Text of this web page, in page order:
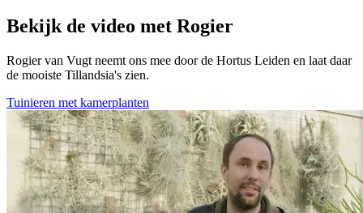
Bekijk de video met Rogier
Rogier van Vugt neemt ons mee door de Hortus Leiden en laat daar
de mooiste Tillandsia's zien.
Tuinieren met kamerplanten